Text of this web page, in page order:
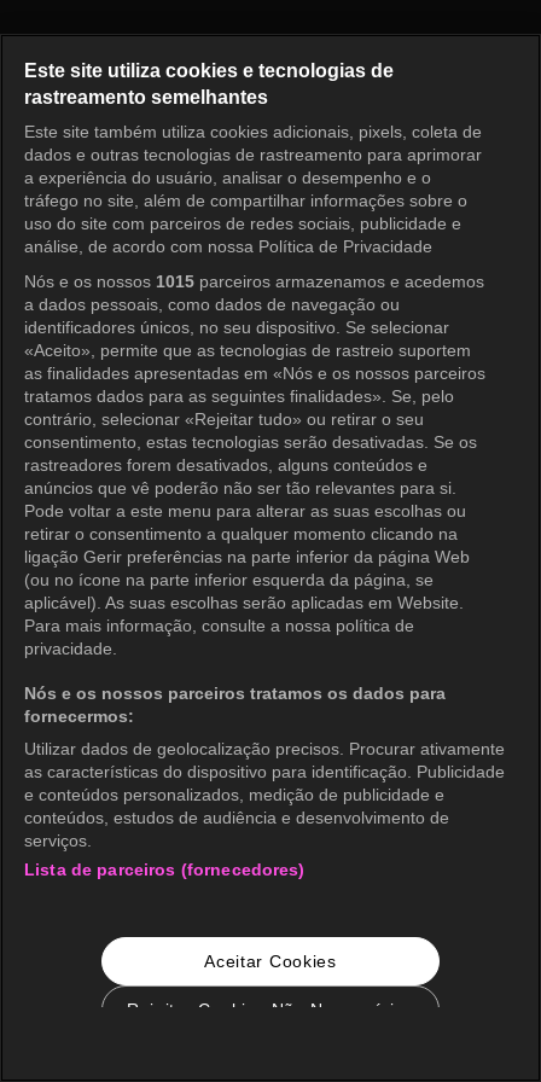
Entrar
Este site utiliza cookies e tecnologias de
rastreamento semelhantes
Este site também utiliza cookies adicionais, pixels, coleta de
dados e outras tecnologias de rastreamento para aprimorar
a experiência do usuário, analisar o desempenho e o
tráfego no site, além de compartilhar informações sobre o
uso do site com parceiros de redes sociais, publicidade e
análise, de acordo com nossa Política de Privacidade
Nós e os nossos 1015 parceiros armazenamos e acedemos
a dados pessoais, como dados de navegação ou
identificadores únicos, no seu dispositivo. Se selecionar
«Aceito», permite que as tecnologias de rastreio suportem
as finalidades apresentadas em «Nós e os nossos parceiros
tratamos dados para as seguintes finalidades». Se, pelo
contrário, selecionar «Rejeitar tudo» ou retirar o seu
consentimento, estas tecnologias serão desativadas. Se os
rastreadores forem desativados, alguns conteúdos e
anúncios que vê poderão não ser tão relevantes para si.
Pode voltar a este menu para alterar as suas escolhas ou
retirar o consentimento a qualquer momento clicando na
ligação Gerir preferências na parte inferior da página Web
(ou no ícone na parte inferior esquerda da página, se
aplicável). As suas escolhas serão aplicadas em Website.
Para mais informação, consulte a nossa política de
privacidade.
Nós e os nossos parceiros tratamos os dados para
fornecermos:
Utilizar dados de geolocalização precisos. Procurar ativamente
as características do dispositivo para identificação. Publicidade
e conteúdos personalizados, medição de publicidade e
conteúdos, estudos de audiência e desenvolvimento de
serviços.
Lista de parceiros (fornecedores)
Aceitar Cookies
Rejeitar Cookies Não Necessários